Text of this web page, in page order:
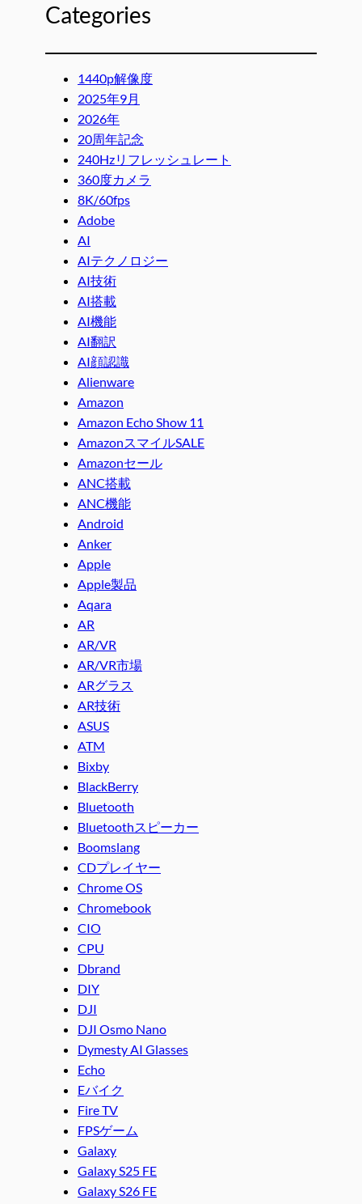
Categories
1440p解像度
2025年9月
2026年
20周年記念
240Hzリフレッシュレート
360度カメラ
8K/60fps
Adobe
AI
AIテクノロジー
AI技術
AI搭載
AI機能
AI翻訳
AI顔認識
Alienware
Amazon
Amazon Echo Show 11
AmazonスマイルSALE
Amazonセール
ANC搭載
ANC機能
Android
Anker
Apple
Apple製品
Aqara
AR
AR/VR
AR/VR市場
ARグラス
AR技術
ASUS
ATM
Bixby
BlackBerry
Bluetooth
Bluetoothスピーカー
Boomslang
CDプレイヤー
Chrome OS
Chromebook
CIO
CPU
Dbrand
DIY
DJI
DJI Osmo Nano
Dymesty AI Glasses
Echo
Eバイク
Fire TV
FPSゲーム
Galaxy
Galaxy S25 FE
Galaxy S26 FE